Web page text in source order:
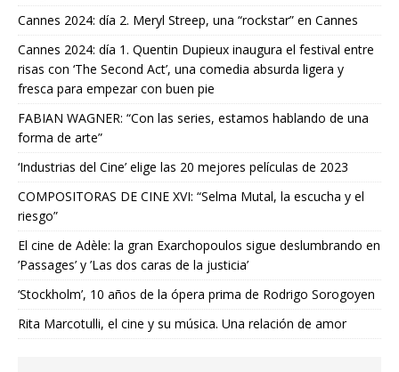
Cannes 2024: día 2. Meryl Streep, una “rockstar” en Cannes
Cannes 2024: día 1. Quentin Dupieux inaugura el festival entre
risas con ‘The Second Act’, una comedia absurda ligera y
fresca para empezar con buen pie
FABIAN WAGNER: “Con las series, estamos hablando de una
forma de arte”
‘Industrias del Cine’ elige las 20 mejores películas de 2023
COMPOSITORAS DE CINE XVI: “Selma Mutal, la escucha y el
riesgo”
El cine de Adèle: la gran Exarchopoulos sigue deslumbrando en
’Passages’ y ’Las dos caras de la justicia’
‘Stockholm’, 10 años de la ópera prima de Rodrigo Sorogoyen
Rita Marcotulli, el cine y su música. Una relación de amor